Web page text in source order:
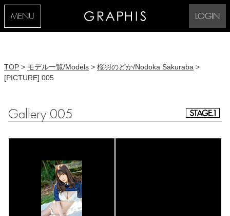
MENU LOGIN
TOP > モデル一覧/Models > 桜羽のどか/Nodoka Sakuraba >
[PICTURE] 005
Gallery 005